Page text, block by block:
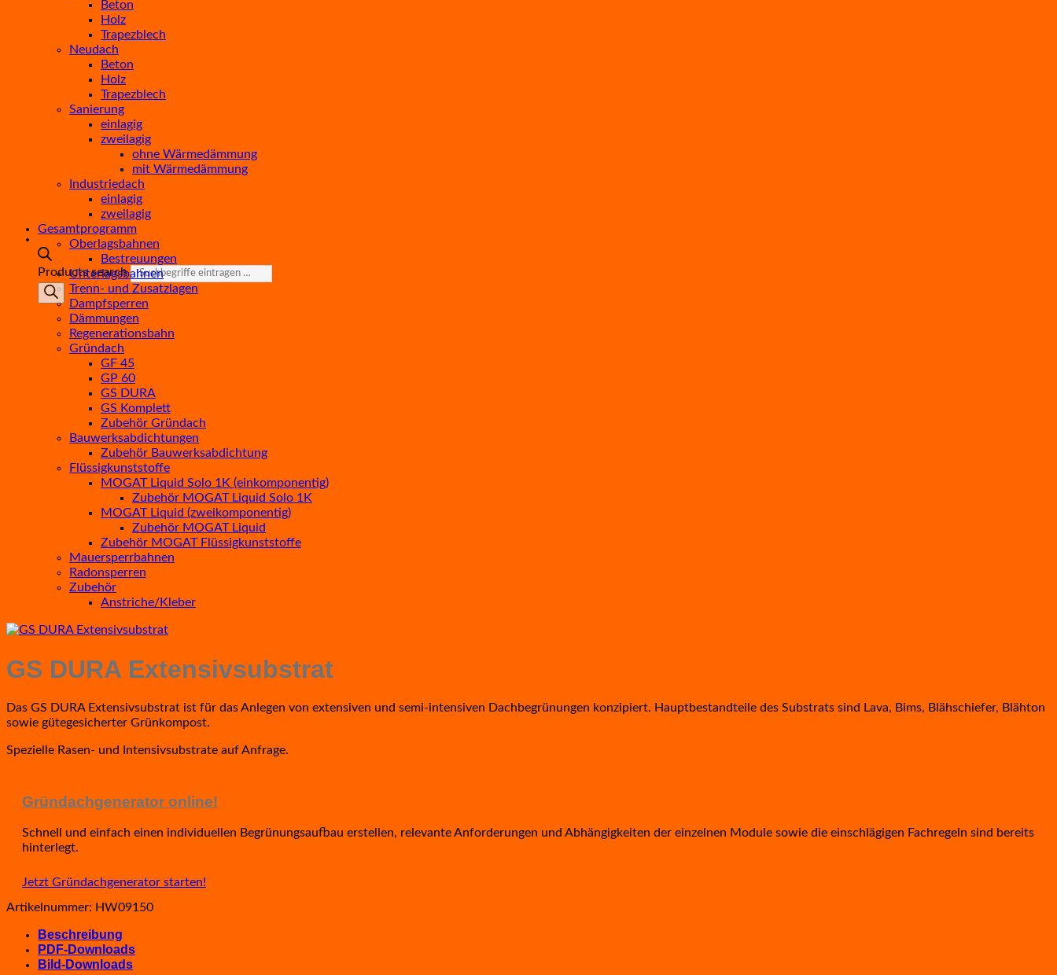
Products search
Beton
Holz
Trapezblech
Neudach
Beton
Holz
Trapezblech
Sanierung
einlagig
zweilagig
ohne Wärmedämmung
mit Wärmedämmung
Industriedach
einlagig
zweilagig
Gesamtprogramm
Oberlagsbahnen
Bestreuungen
Unterlagsbahnen
Trenn- und Zusatzlagen
Dampfsperren
Dämmungen
Regenerationsbahn
Gründach
GF 45
GP 60
GS DURA
GS Komplett
Zubehör Gründach
Bauwerksabdichtungen
Zubehör Bauwerksabdichtung
Flüssigkunststoffe
MOGAT Liquid Solo 1K (einkomponentig)
Zubehör MOGAT Liquid Solo 1K
MOGAT Liquid (zweikomponentig)
Zubehör MOGAT Liquid
Zubehör MOGAT Flüssigkunststoffe
Mauersperrbahnen
Radonsperren
Zubehör
Anstriche/Kleber
GS DURA Extensivsubstrat
Das GS DURA Extensivsubstrat ist für das Anlegen von extensiven und semi-intensiven Dachbegrünungen konzipiert. Hauptbestandteile des Substrats sind Lava, Bims, Blähschiefer, Blähton
sowie gütegesicherter Grünkompost.
Spezielle Rasen- und Intensivsubstrate auf Anfrage.
Gründachgenerator online!
Schnell und einfach ­einen indi­vi­duellen Begrünungsaufbau ­erstellen, relevante An­forderungen und ­Abhängigkeiten der einzelnen ­Module sowie die einschlägigen Fach­regeln sind bereits
hinterlegt.
Jetzt Gründachgenerator starten!
Artikelnummer: HW09150
Beschreibung
PDF-Downloads
Bild-Downloads